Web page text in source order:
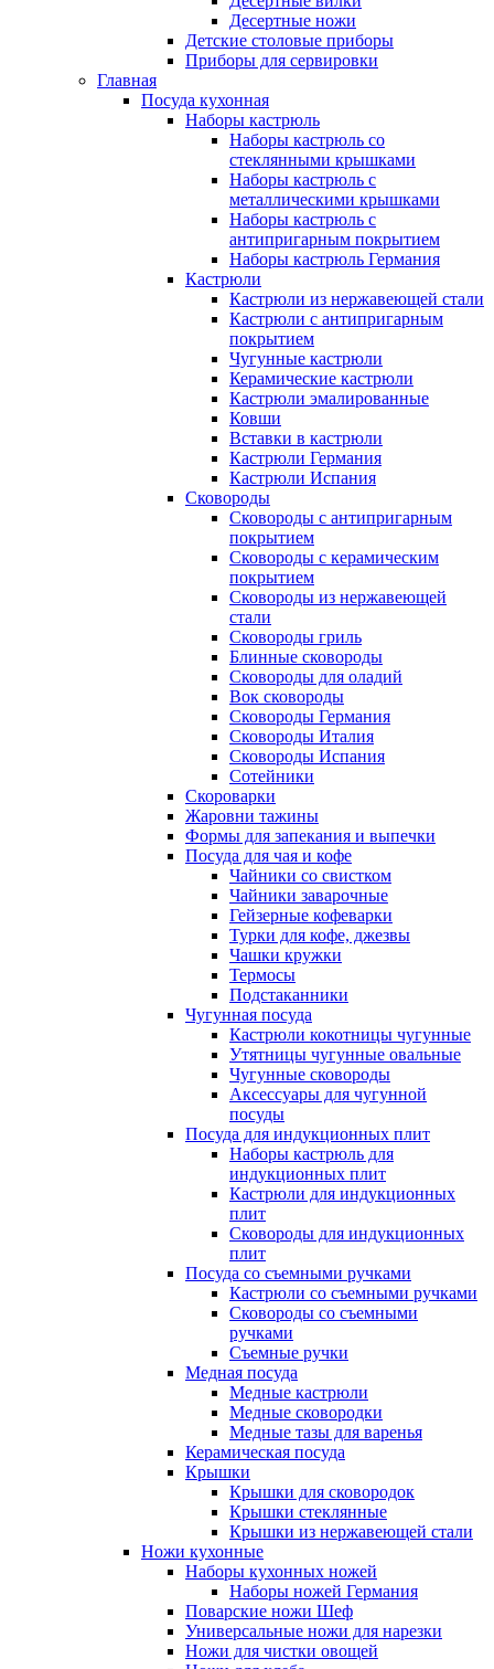
Десертные ножи
Детские столовые приборы
Приборы для сервировки
Главная
Посуда кухонная
Наборы кастрюль
Наборы кастрюль со
стеклянными крышками
Наборы кастрюль с
металлическими крышками
Наборы кастрюль с
антипригарным покрытием
Наборы кастрюль Германия
Кастрюли
Кастрюли из нержавеющей стали
Кастрюли с антипригарным
покрытием
Чугунные кастрюли
Керамические кастрюли
Кастрюли эмалированные
Ковши
Вставки в кастрюли
Кастрюли Германия
Кастрюли Испания
Сковороды
Сковороды с антипригарным
покрытием
Сковороды с керамическим
покрытием
Сковороды из нержавеющей
стали
Сковороды гриль
Блинные сковороды
Сковороды для оладий
Вок сковороды
Сковороды Германия
Сковороды Италия
Сковороды Испания
Сотейники
Скороварки
Жаровни тажины
Формы для запекания и выпечки
Посуда для чая и кофе
Чайники со свистком
Чайники заварочные
Гейзерные кофеварки
Турки для кофе, джезвы
Чашки кружки
Термосы
Подстаканники
Чугунная посуда
Кастрюли кокотницы чугунные
Утятницы чугунные овальные
Чугунные сковороды
Аксессуары для чугунной
посуды
Посуда для индукционных плит
Наборы кастрюль для
индукционных плит
Кастрюли для индукционных
плит
Сковороды для индукционных
плит
Посуда со съемными ручками
Кастрюли со съемными ручками
Сковороды со съемными
ручками
Съемные ручки
Медная посуда
Медные кастрюли
Медные сковородки
Медные тазы для варенья
Керамическая посуда
Крышки
Крышки для сковородок
Крышки стеклянные
Крышки из нержавеющей стали
Ножи кухонные
Наборы кухонных ножей
Наборы ножей Германия
Поварские ножи Шеф
Универсальные ножи для нарезки
Ножи для чистки овощей